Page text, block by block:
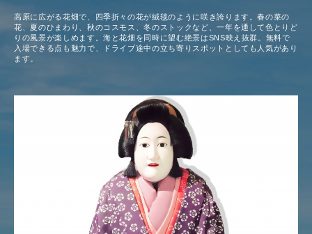
高原に広がる花畑で、四季折々の花が絨毯のように咲き誇ります。春の菜の
花、夏のひまわり、秋のコスモス、冬のストックなど、一年を通して色とりど
りの風景が楽しめます。海と花畑を同時に望む絶景はSNS映え抜群。無料で
入場できる点も魅力で、ドライブ途中の立ち寄りスポットとしても人気があり
ます。